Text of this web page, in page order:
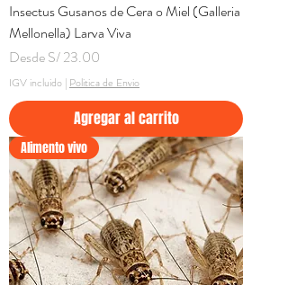
Insectus Gusanos de Cera o Miel (Galleria
Mellonella) Larva Viva
DesdeS/ 23.00
Precio de oferta
IGV incluido | Politica de Envio
Agregar al carrito
Alimento vivo